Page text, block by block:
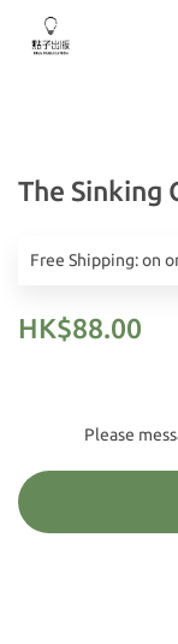
The Sinking
Free Shipping: on
HK$88.00
Please